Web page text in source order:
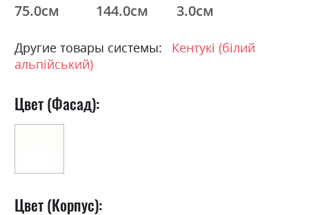
75.0см 144.0см 3.0см
Другие товары системы:
Кентукі (білий
альпійський)
Цвет (Фасад):
Цвет (Корпус):